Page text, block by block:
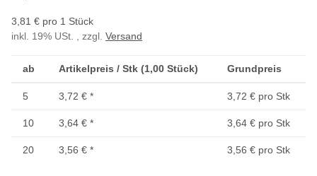
3,81 € pro 1 Stück
inkl. 19% USt. , zzgl. Versand
ab Artikelpreis / Stk (1,00 Stück) Grundpreis
5 3,72 € * 3,72 € pro Stk
10 3,64 € * 3,64 € pro Stk
20 3,56 € * 3,56 € pro Stk